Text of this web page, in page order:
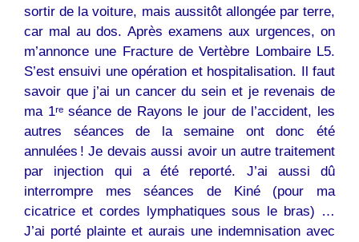
sortir de la voiture, mais aussitôt allongée par terre,
car mal au dos. Après examens aux urgences, on
m’annonce une Fracture de Vertèbre Lombaire L5.
S’est ensuivi une opération et hospitalisation. Il faut
savoir que j’ai un cancer du sein et je revenais de
ma 1ʳᵉ séance de Rayons le jour de l’accident, les
autres séances de la semaine ont donc été
annulées ! Je devais aussi avoir un autre traitement
par injection qui a été reporté. J’ai aussi dû
interrompre mes séances de Kiné (pour ma
cicatrice et cordes lymphatiques sous le bras) …
J’ai porté plainte et aurais une indemnisation avec